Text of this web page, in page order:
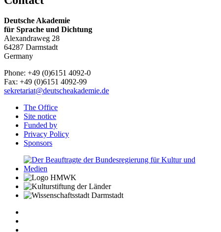
Deutsche Akademie
für Sprache und Dichtung
Alexandraweg 28
64287 Darmstadt
Germany
Phone: +49 (0)6151 4092-0
Fax: +49 (0)6151 4092-99
sekretariat@deutscheakademie.de
The Office
Site notice
Funded by
Privacy Policy
Sponsors